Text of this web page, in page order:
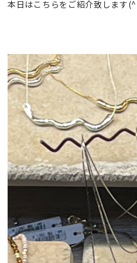
本日はこちらをご紹介致します